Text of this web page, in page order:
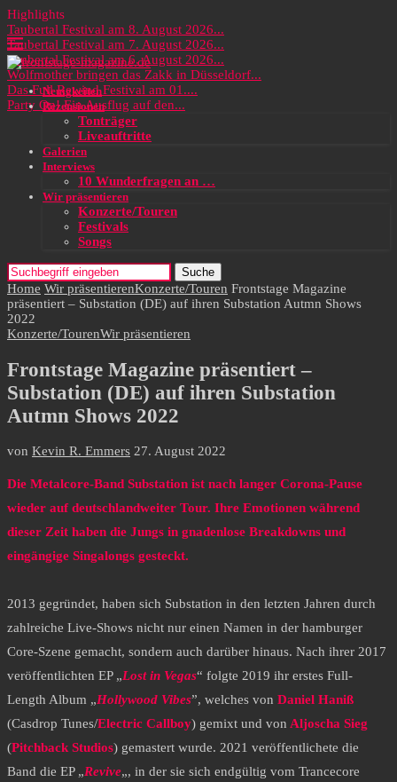
Highlights
Taubertal Festival am 8. August 2026...
Taubertal Festival am 7. August 2026...
Taubertal Festival am 6. August 2026...
Wolfmother bringen das Zakk in Düsseldorf...
Das Full Rewind Festival am 01....
Party On! Ein Ausflug auf den...
Neuigkeiten
Rezensionen
Tonträger
Liveauftritte
Galerien
Interviews
10 Wunderfragen an …
Wir präsentieren
Konzerte/Touren
Festivals
Songs
Suche
Home Wir präsentierenKonzerte/Touren Frontstage Magazine
präsentiert – Substation (DE) auf ihren Substation Autmn Shows
2022
Konzerte/TourenWir präsentieren
Frontstage Magazine präsentiert –
Substation (DE) auf ihren Substation
Autmn Shows 2022
von Kevin R. Emmers 27. August 2022
Die Metalcore-Band Substation ist nach langer Corona-Pause
wieder auf deutschlandweiter Tour. Ihre Emotionen während
dieser Zeit haben die Jungs in gnadenlose Breakdowns und
eingängige Singalongs gesteckt.
2013 gegründet, haben sich Substation in den letzten Jahren durch
zahlreiche Live-Shows nicht nur einen Namen in der hamburger
Core-Szene gemacht, sondern auch darüber hinaus. Nach ihrer 2017
veröffentlichten EP „Lost in Vegas“ folgte 2019 ihr erstes Full-
Length Album „Hollywood Vibes”, welches von Daniel Haniß
(Casdrop Tunes/Electric Callboy) gemixt und von Aljoscha Sieg
(Pitchback Studios) gemastert wurde. 2021 veröffentlichete die
Band die EP „Revive„, in der sie sich endgültig vom Trancecore